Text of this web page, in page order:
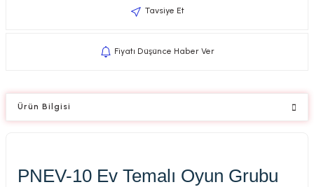
Tavsiye Et
Fiyatı Düşünce Haber Ver
Ürün Bilgisi
PNEV-10 Ev Temalı Oyun Grubu